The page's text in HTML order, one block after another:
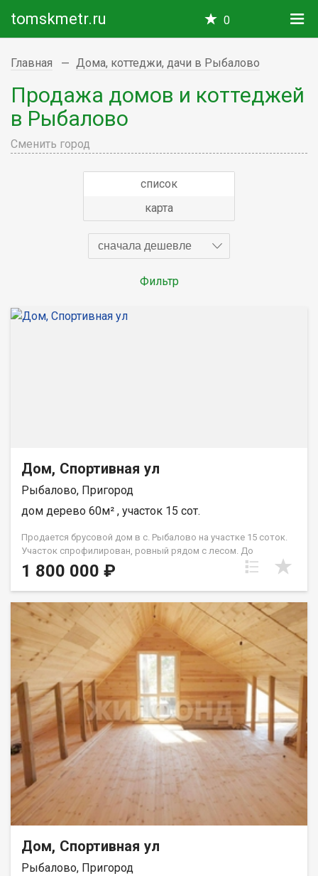
tomskmetr.ru 0
Главная Дома, коттеджи, дачи в Рыбалово
Продажа домов и коттеджей
в Рыбалово
Сменить город
список
карта
сначала дешевле
Фильтр
Дом, Спортивная ул
Рыбалово, Пригород
дом дерево 60м² , участок 15 сот.
Продается брусовой дом в с. Рыбалово на участке 15 соток.
Участок спрофилирован, ровный рядом с лесом. До
остановки общественного транспорта 10 минут пешком, до
лыжной трассы 15 минут пешком. Дом брусовой 15х15. Внутри
черновая отделка. Электричество подведено 380 V. Газ
подведён до границы участка. Центральное водоснабжение в
30 метрах от участка. Установлен септик, подведена
канализиция. В селе есть всё школа, супермаркеты, стадион,
парк, аптеки, фельдшерско-акушерский пункт. Для получения
дополнительной информации и записи на просмотр звонить
по телефону в объявлении. При звонке, пожалуйста, сообщите
номер варианта - JV008070104084
1 800 000 ₽
Дом, Спортивная ул
Рыбалово, Пригород